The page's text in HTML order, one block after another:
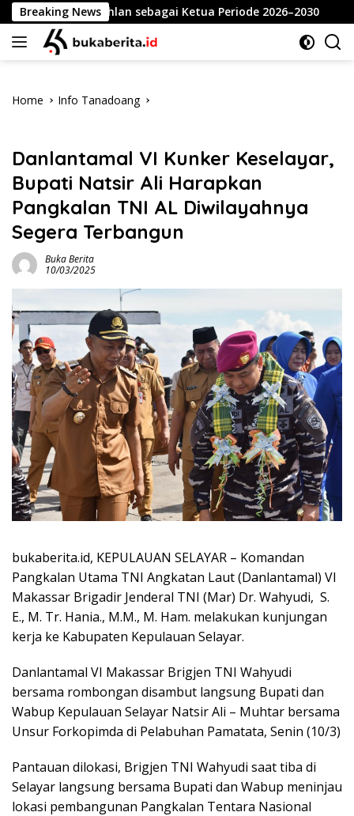
Skip
to
content
Breaking News
Dahlan sebagai Ketua Periode 2026–2030
Home Info Tanadoang
Danlantamal VI Kunker Keselayar,
Bupati Natsir Ali Harapkan
Pangkalan TNI AL Diwilayahnya
Segera Terbangun
Buka Berita
10/03/2025
bukaberita.id, KEPULAUAN SELAYAR – Komandan
Pangkalan Utama TNI Angkatan Laut (Danlantamal) VI
Makassar Brigadir Jenderal TNI (Mar) Dr. Wahyudi, S.
E., M. Tr. Hania., M.M., M. Ham. melakukan kunjungan
kerja ke Kabupaten Kepulauan Selayar.
Danlantamal VI Makassar Brigjen TNI Wahyudi
bersama rombongan disambut langsung Bupati dan
Wabup Kepulauan Selayar Natsir Ali – Muhtar bersama
Unsur Forkopimda di Pelabuhan Pamatata, Senin (10/3)
Pantauan dilokasi, Brigjen TNI Wahyudi saat tiba di
Selayar langsung bersama Bupati dan Wabup meninjau
lokasi pembangunan Pangkalan Tentara Nasional